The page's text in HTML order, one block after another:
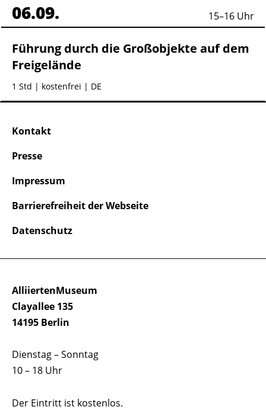
06.09. 15–16 Uhr
Führung durch die Großobjekte auf dem
Freigelände
1 Std | kostenfrei | DE
AlliiertenMuseum
Clayallee 135
14195 Berlin
Dienstag – Sonntag
10 – 18 Uhr
Der Eintritt ist kostenlos.
Kontakt
Presse
Impressum
Barrierefreiheit der Webseite
Datenschutz